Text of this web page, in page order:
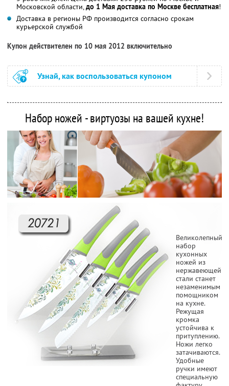
Московской области,до 1 Мая доставка по Москве бесплатная!
Доставка в регионы РФ производится согласно срокам
курьерской службой
Купон действителен по 10 мая 2012 включительно
Узнай, как воспользоваться купоном
Набор ножей - виртуозы на вашей кухне!
Великолепный
набор
кухонных
ножей из
нержавеющей
стали станет
незаменимым
помощником
на кухне.
Режущая
кромка
устойчива к
притуплению.
Ножи легко
затачиваются.
Удобные
ручки имеют
специальную